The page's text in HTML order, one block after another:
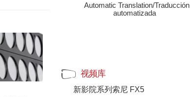
Automatic Translation/Traducción
automatizada
视频库
新影院系列索尼 FX5